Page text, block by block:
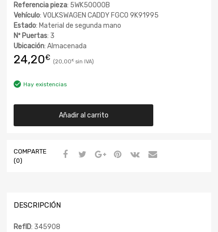
Referencia pieza: 5WK50000B
Vehículo: VOLKSWAGEN CADDY FGCO 9K91995
Estado: Material de segunda mano
Nº Puertas: 3
Ubicación: Almacenada
24,20€ 20,00€
Hay existencias
Añadir al carrito
COMPARTE
(0)
DESCRIPCIÓN
RefID: 345908